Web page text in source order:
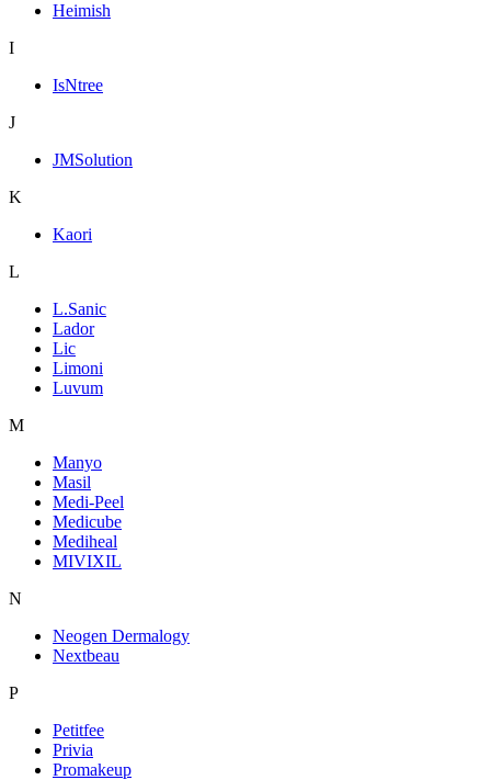
Heimish
I
IsNtree
J
JMSolution
K
Kaori
L
L.Sanic
Lador
Lic
Limoni
Luvum
M
Manyo
Masil
Medi-Peel
Medicube
Mediheal
MIVIXIL
N
Neogen Dermalogy
Nextbeau
P
Petitfee
Privia
Promakeup